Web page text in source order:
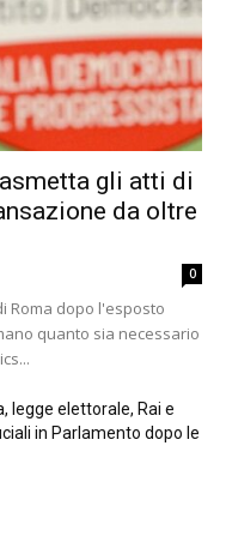
gli atti di
da oltre
0
Roma dopo l'esposto
quanto sia necessario
legge elettorale, Rai e
in Parlamento dopo le